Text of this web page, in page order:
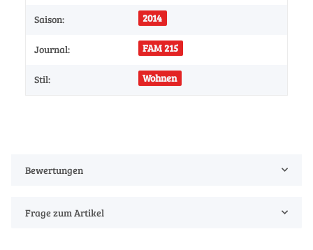
Saison: 2014
Journal: FAM 215
Stil: Wohnen
Bewertungen
Frage zum Artikel